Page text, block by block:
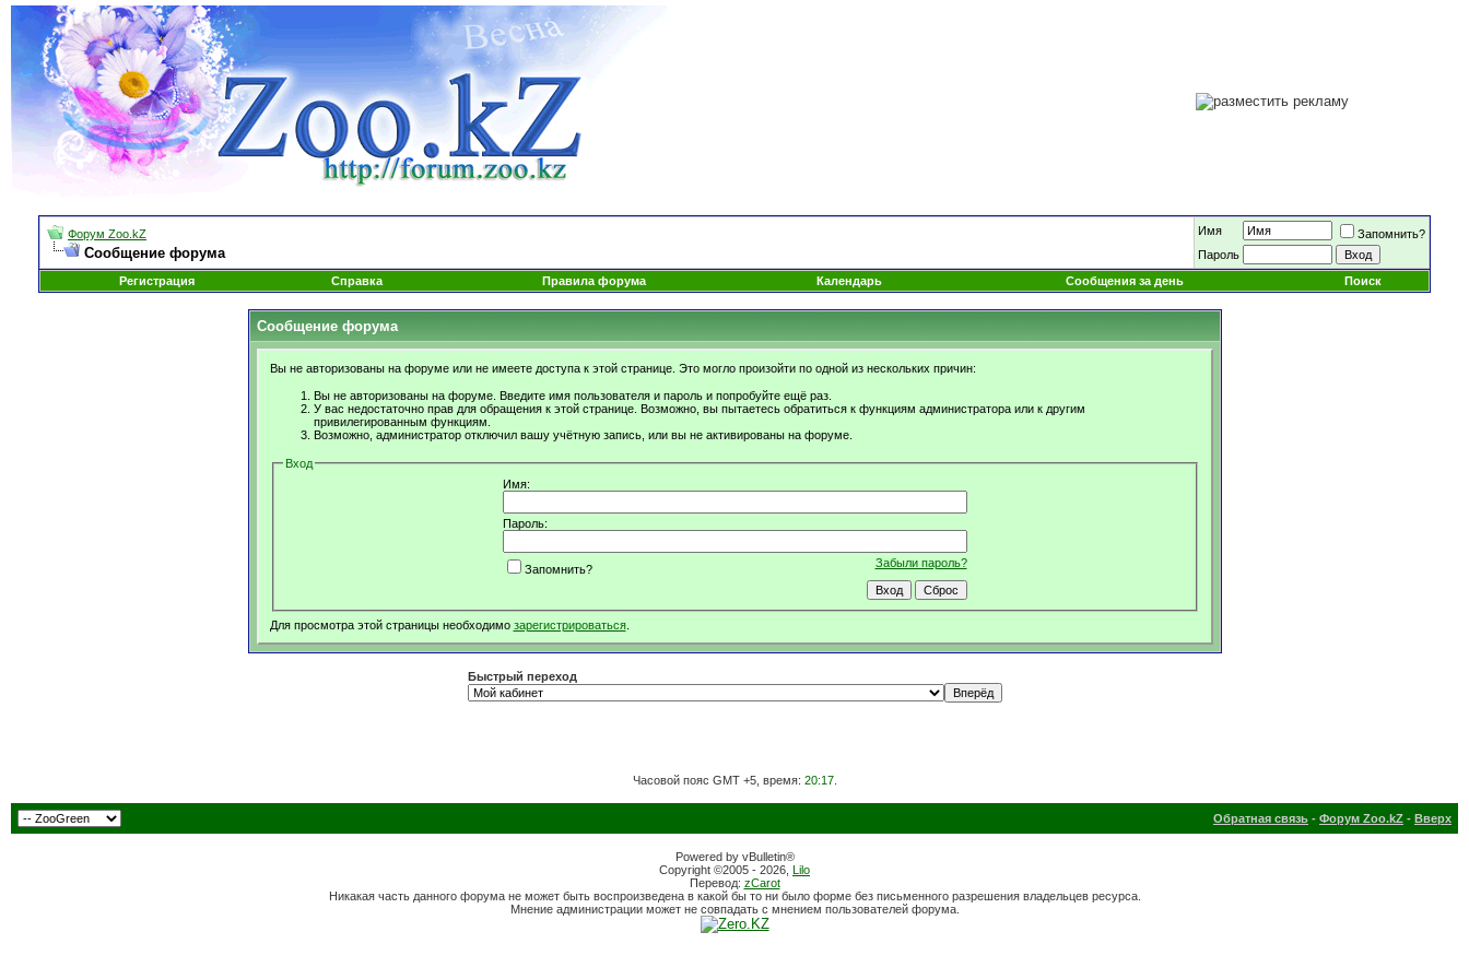
Форум Zoo.kZ
Сообщение форума
Имя
Запомнить?
Пароль
Регистрация
Справка Правила форума Календарь Сообщения за день Поиск
Сообщение форума
Вы не авторизованы на форуме или не имеете доступа к этой странице. Это могло произойти по одной из нескольких причин:
Вы не авторизованы на форуме. Введите имя пользователя и пароль и попробуйте ещё раз.
У вас недостаточно прав для обращения к этой странице. Возможно, вы пытаетесь обратиться к функциям администратора или к другим
привилегированным функциям.
Возможно, администратор отключил вашу учётную запись, или вы не активированы на форуме.
Вход
Имя:
Пароль:
Забыли пароль?
Запомнить?
Для просмотра этой страницы необходимо зарегистрироваться.
Быстрый переход
Часовой пояс GMT +5, время: 20:17.
Обратная связь - Форум Zoo.kZ - Вверх
Powered by vBulletin®
Copyright ©2005 - 2026, Lilo
Перевод: zCarot
Никакая часть данного форума не может быть воспроизведена в какой бы то ни было форме без письменного разрешения владельцев ресурса.
Мнение администрации может не совпадать с мнением пользователей форума.